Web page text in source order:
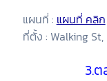
แผนที่ : แผนที่ คลิก
ที่ตั้ง : Walking
3.